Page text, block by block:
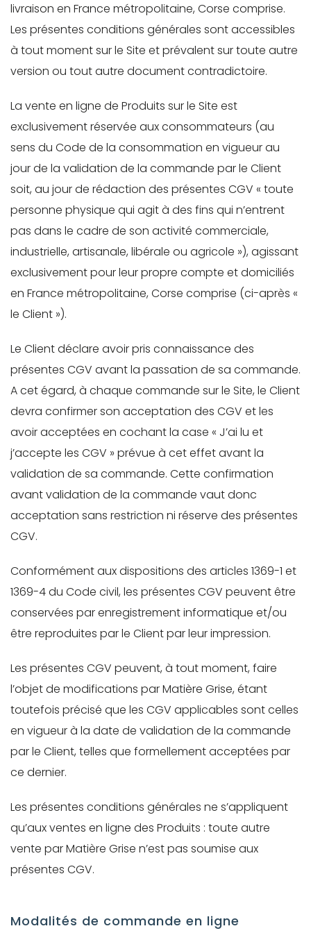
Je souhaite rester
connecté
Se connecter
livraison en France métropolitaine, Corse comprise.
Les présentes conditions générales sont accessibles
à tout moment sur le Site et prévalent sur toute autre
version ou tout autre document contradictoire.
La vente en ligne de Produits sur le Site est
exclusivement réservée aux consommateurs (au
sens du Code de la consommation en vigueur au
jour de la validation de la commande par le Client
soit, au jour de rédaction des présentes CGV « toute
personne physique qui agit à des fins qui n’entrent
pas dans le cadre de son activité commerciale,
industrielle, artisanale, libérale ou agricole »), agissant
exclusivement pour leur propre compte et domiciliés
en France métropolitaine, Corse comprise (ci-après «
le Client »).
Le Client déclare avoir pris connaissance des
présentes CGV avant la passation de sa commande.
A cet égard, à chaque commande sur le Site, le Client
devra confirmer son acceptation des CGV et les
avoir acceptées en cochant la case « J’ai lu et
j’accepte les CGV » prévue à cet effet avant la
validation de sa commande. Cette confirmation
avant validation de la commande vaut donc
acceptation sans restriction ni réserve des présentes
CGV.
Conformément aux dispositions des articles 1369-1 et
1369-4 du Code civil, les présentes CGV peuvent être
conservées par enregistrement informatique et/ou
être reproduites par le Client par leur impression.
Les présentes CGV peuvent, à tout moment, faire
l’objet de modifications par Matière Grise, étant
toutefois précisé que les CGV applicables sont celles
en vigueur à la date de validation de la commande
par le Client, telles que formellement acceptées par
ce dernier.
Les présentes conditions générales ne s’appliquent
qu’aux ventes en ligne des Produits : toute autre
vente par Matière Grise n’est pas soumise aux
présentes CGV.
Modalités de commande en ligne